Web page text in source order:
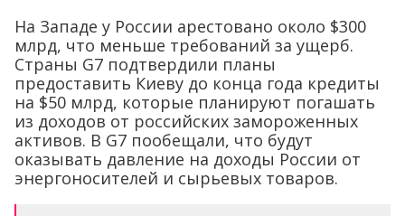
На Западе у России арестовано около $300
млрд, что меньше требований за ущерб.
Страны G7 подтвердили планы
предоставить Киеву до конца года кредиты
на $50 млрд, которые планируют погашать
из доходов от российских замороженных
активов. В G7 пообещали, что будут
оказывать давление на доходы России от
энергоносителей и сырьевых товаров.